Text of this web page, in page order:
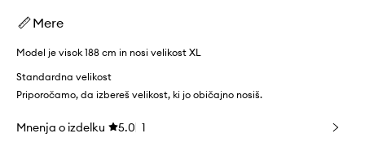
Mere
Model je visok 188 cm in nosi velikost XL
Standardna velikost
Priporočamo, da izbereš velikost, ki jo običajno nosiš.
Mnenja o izdelku 5.0 1